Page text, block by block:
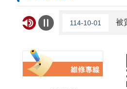
114-10-01 被質疑為安
114-09-11 為何